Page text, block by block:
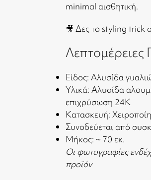
minimal αισθητική.
🎥 Δες το styling trick
Λεπτομέρειες
Είδος: Αλυσίδα
Υλικά: Αλυσίδα
επιχρύσωση 24Κ
Κατασκευή:
Συνοδεύεται από
Μήκος: ~ 70 εκ.
Οι φωτογραφίες
προϊόν